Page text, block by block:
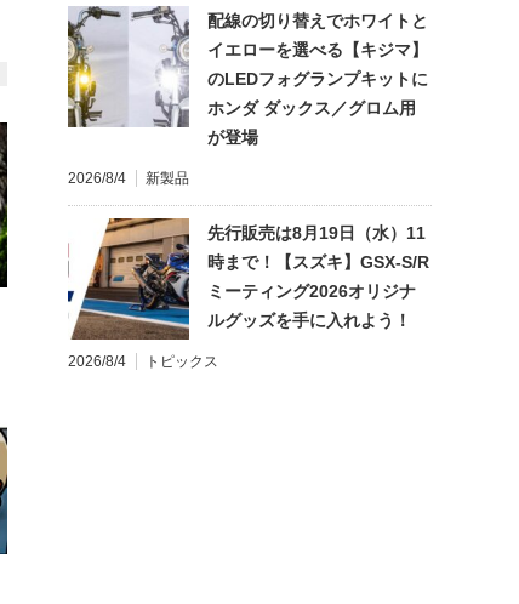
配線の切り替えでホワイトと
イエローを選べる【キジマ】
のLEDフォグランプキットに
ホンダ ダックス／グロム用
が登場
2026/8/4 新製品
先行販売は8月19日（水）11
時まで！【スズキ】GSX-S/R
ミーティング2026オリジナ
ルグッズを手に入れよう！
2026/8/4 トピックス